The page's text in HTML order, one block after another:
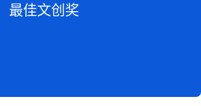
最佳文创奖